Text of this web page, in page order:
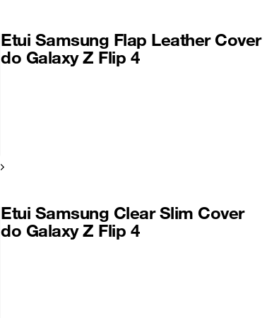
Pokaż następny
Etui Samsung Flap Leather Cover
do Galaxy Z Flip 4
Etui Samsung Clear Slim Cover
do Galaxy Z Flip 4